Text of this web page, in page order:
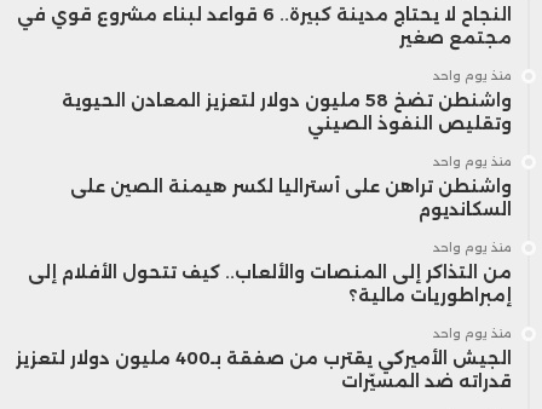
النجاح لا يحتاج مدينة كبيرة.. 6 قواعد لبناء مشروع قوي في
مجتمع صغير
منذ يوم واحد
واشنطن تضخ 58 مليون دولار لتعزيز المعادن الحيوية
وتقليص النفوذ الصيني
منذ يوم واحد
واشنطن تراهن على أستراليا لكسر هيمنة الصين على
السكانديوم
منذ يوم واحد
من التذاكر إلى المنصات والألعاب.. كيف تتحول الأفلام إلى
إمبراطوريات مالية؟
منذ يوم واحد
الجيش الأميركي يقترب من صفقة بـ400 مليون دولار لتعزيز
قدراته ضد المسيّرات